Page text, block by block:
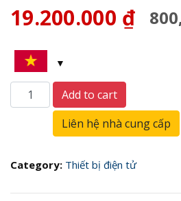
19.200.000 ₫
Hệ
thống
Turbo
70
Add to cart
Liên hệ nhà cung cấp
Category: Thiết bị điện tử